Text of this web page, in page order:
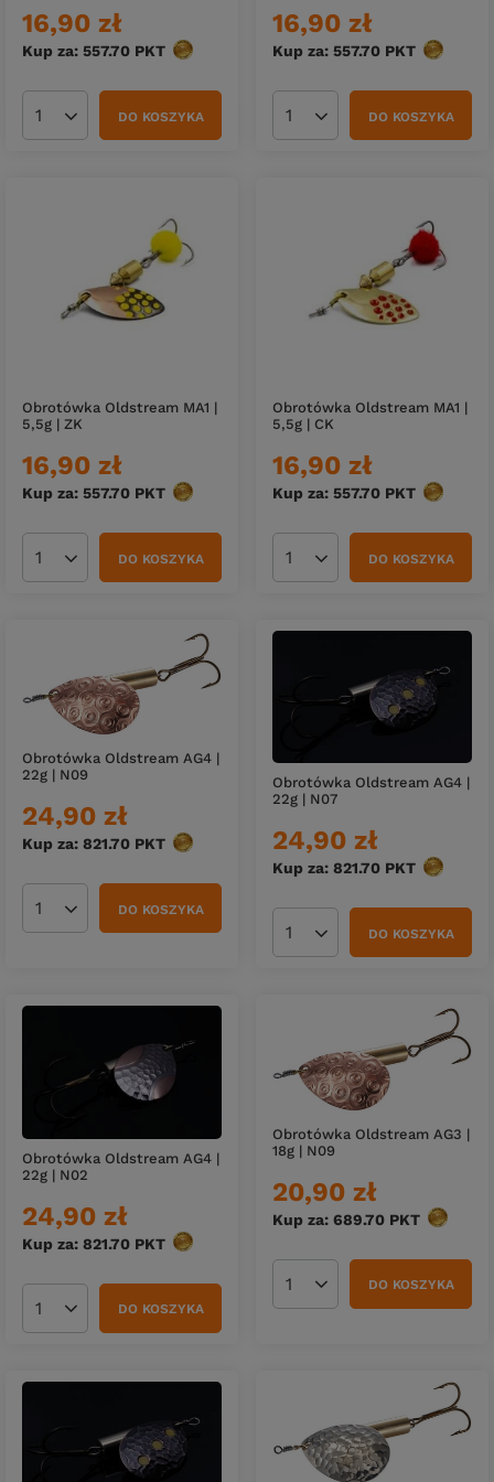
16,90 zł
Kup za: 557.70 PKT punktów
Ilość produktówDO KOSZYKA
16,90 zł
Kup za: 557.70 PKT punktów
Ilość produktówDO KOSZYKA
Obrotówka Oldstream MA1 |
5,5g | ZK
16,90 zł
Kup za: 557.70 PKT punktów
Ilość produktówDO KOSZYKA
Obrotówka Oldstream MA1 |
5,5g | CK
16,90 zł
Kup za: 557.70 PKT punktów
Ilość produktówDO KOSZYKA
Obrotówka Oldstream AG4 |
22g | N09
24,90 zł
Kup za: 821.70 PKT punktów
Ilość produktówDO KOSZYKA
Obrotówka Oldstream AG4 |
22g | N07
24,90 zł
Kup za: 821.70 PKT punktów
Ilość produktówDO KOSZYKA
Obrotówka Oldstream AG4 |
22g | N02
24,90 zł
Kup za: 821.70 PKT punktów
Ilość produktówDO KOSZYKA
Obrotówka Oldstream AG3 |
18g | N09
20,90 zł
Kup za: 689.70 PKT punktów
Ilość produktówDO KOSZYKA